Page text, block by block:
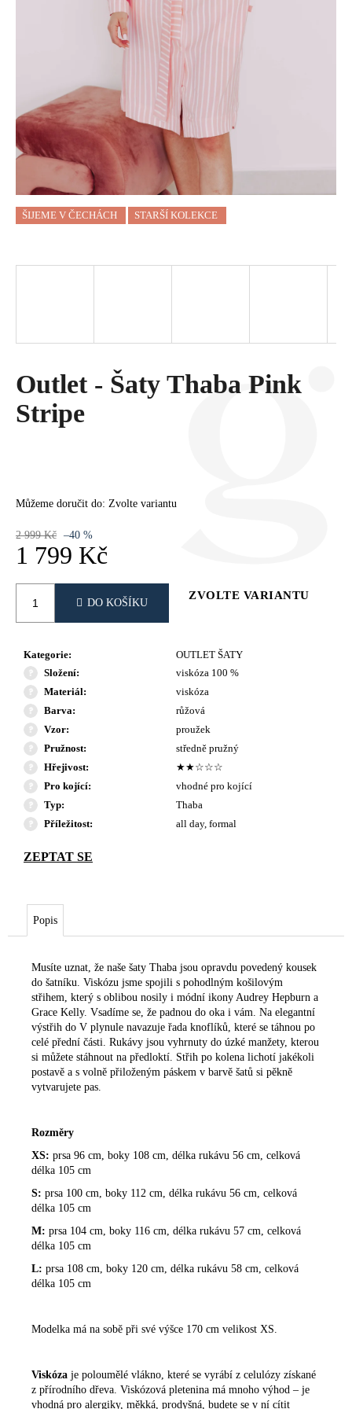
Outlet - Šaty Thaba Pink
Stripe
Můžeme doručit do: Zvolte variantu
2 999 Kč –40 %
1 799 Kč
DO KOŠÍKU
ZVOLTE VARIANTU
Kategorie:
OUTLET ŠATY
Složení:
viskóza 100 %
Materiál:
viskóza
Barva:
růžová
Vzor:
proužek
Pružnost:
středně pružný
Hřejivost:
★★☆☆☆
Pro kojící:
vhodné pro kojící
Typ:
Thaba
Příležitost: all day, formal
ŠIJEME V ČECHÁCH STARŠÍ KOLEKCE
Popis
Musíte uznat, že naše šaty Thaba jsou opravdu povedený kousek
do šatníku. Viskózu jsme spojili s pohodlným košilovým
střihem, který s oblibou nosily i módní ikony Audrey Hepburn a
Grace Kelly. Vsadíme se, že padnou do oka i vám. Na elegantní
výstřih do V plynule navazuje řada knoflíků, které se táhnou po
celé přední části. Rukávy jsou vyhrnuty do úzké manžety, kterou
si můžete stáhnout na předloktí. Střih po kolena lichotí jakékoli
postavě a s volně přiloženým páskem v barvě šatů si pěkně
vytvarujete pas.
Rozměry
XS: prsa 96 cm, boky 108 cm, délka rukávu 56 cm, celková
délka 105 cm
S: prsa 100 cm, boky 112 cm, délka rukávu 56 cm, celková
délka 105 cm
M: prsa 104 cm, boky 116 cm, délka rukávu 57 cm, celková
délka 105 cm
L: prsa 108 cm, boky 120 cm, délka rukávu 58 cm, celková
délka 105 cm
Modelka má na sobě při své výšce 170 cm velikost XS.
Viskóza je poloumělé vlákno, které se vyrábí z celulózy získané
z přírodního dřeva. Viskózová pletenina má mnoho výhod – je
vhodná pro alergiky, měkká, prodyšná, budete se v ní cítit
O
U
J
E
M